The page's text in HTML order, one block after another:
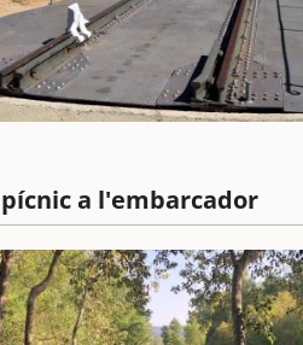
a l'embarcador